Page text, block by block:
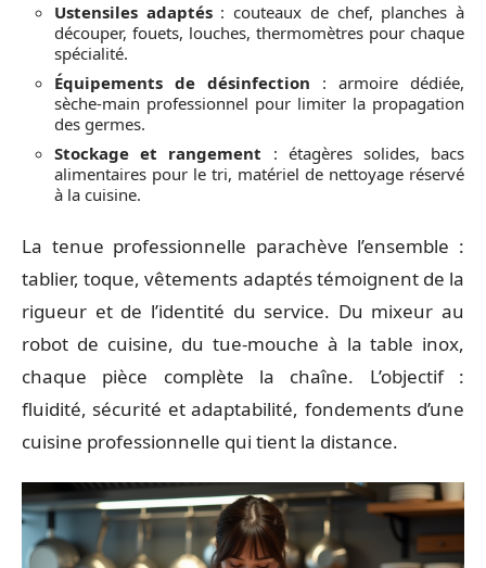
Ustensiles adaptés: couteaux de chef, planches à
découper, fouets, louches, thermomètres pour chaque
spécialité.
Équipements de désinfection : armoire dédiée,
sèche-main professionnel pour limiter la propagation
des germes.
Stockage et rangement : étagères solides, bacs
alimentaires pour le tri, matériel de nettoyage réservé
à la cuisine.
La tenue professionnelle parachève l’ensemble :
tablier, toque, vêtements adaptés témoignent de la
rigueur et de l’identité du service. Du mixeur au
robot de cuisine, du tue-mouche à la table inox,
chaque pièce complète la chaîne. L’objectif :
fluidité, sécurité et adaptabilité, fondements d’une
cuisine professionnelle qui tient la distance.